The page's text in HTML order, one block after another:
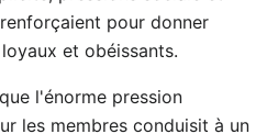
pour donner
et obéissants.
l'énorme pression
les membres conduisit à un